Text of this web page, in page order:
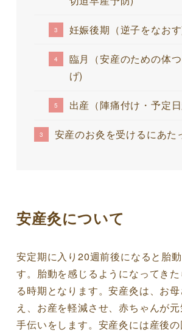
妊娠後期（逆子をなお
臨月（安産のための体
げ)
出産（陣痛付け・予定
安産のお灸を受けるにあた
安産灸について
安定期に入り20週前後になると胎
す。胎動を感じるようになってき
る時期となります。安産灸は、お
え、お産を軽減させ、赤ちゃんが
手伝いをします。安産灸には産後